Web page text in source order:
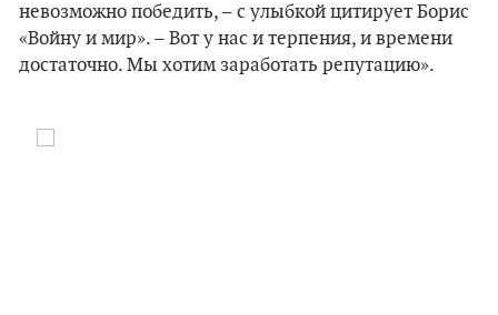
невозможно победить, – с улыбкой цитирует Борис
«Войну и мир». – Вот у нас и терпения, и времени
достаточно. Мы хотим заработать репутацию».